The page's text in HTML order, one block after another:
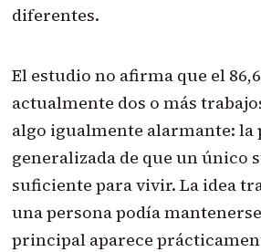
diferentes.
El estudio no afirma que el
actualmente dos o más
algo igualmente alarmante: la
generalizada de que un único
suficiente para vivir. La idea
una persona podía
principal aparece